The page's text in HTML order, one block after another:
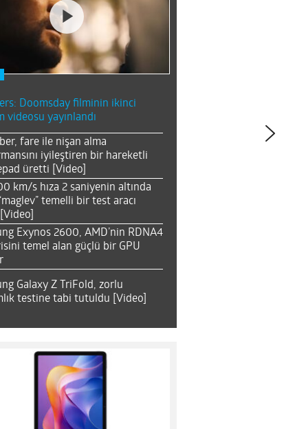
Doomsday filminin ikinci
videosu yayınlandı
fare ile nişan alma
iyileştiren bir hareketli
üretti [Video]
km/s hıza 2 saniyenin altında
temelli bir test aracı
Exynos 2600, AMD’nin RDNA4
temel alan güçlü bir GPU
Galaxy Z TriFold, zorlu
testine tabi tutuldu [Video]